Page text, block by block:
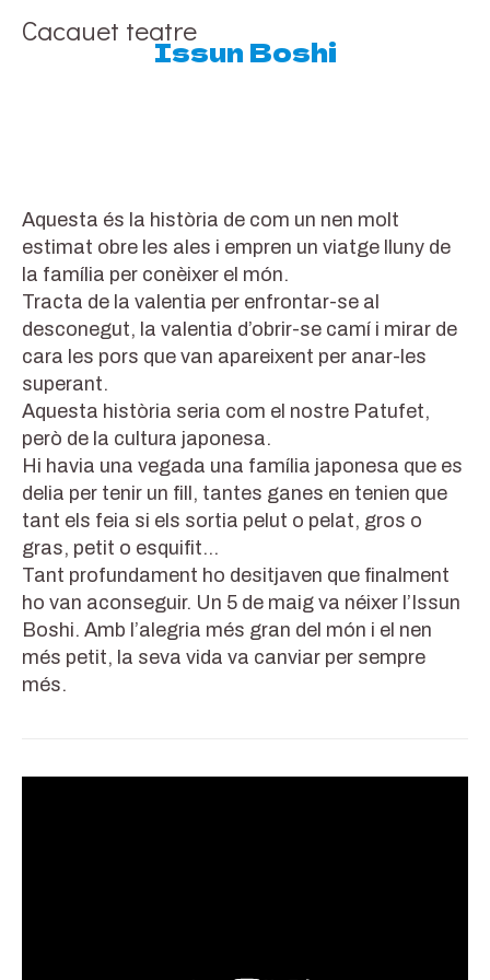
Cacauet teatre
Compartint històries construïm nous móns
Issun Boshi
Aquesta és la història de com un nen molt
estimat obre les ales i empren un viatge lluny de
la família per conèixer el món.
Tracta de la valentia per enfrontar-se al
desconegut, la valentia d’obrir-se camí i mirar de
cara les pors que van apareixent per anar-les
superant.
Aquesta història seria com el nostre Patufet,
però de la cultura japonesa.
Hi havia una vegada una família japonesa que es
delia per tenir un fill, tantes ganes en tenien que
tant els feia si els sortia pelut o pelat, gros o
gras, petit o esquifit…
Tant profundament ho desitjaven que finalment
ho van aconseguir. Un 5 de maig va néixer l’Issun
Boshi. Amb l’alegria més gran del món i el nen
més petit, la seva vida va canviar per sempre
més.